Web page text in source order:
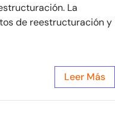
La
de reestructuración y
Leer Más